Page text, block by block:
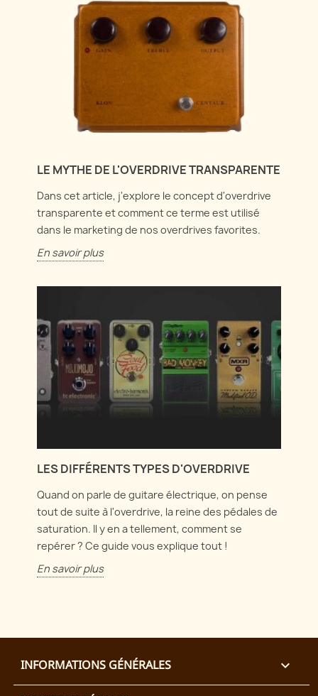
LE MYTHE DE L'OVERDRIVE TRANSPARENTE
Dans cet article, j'explore le concept d'overdrive
transparente et comment ce terme est utilisé
dans le marketing de nos overdrives favorites.
En savoir plus
LES DIFFÉRENTS TYPES D'OVERDRIVE
Quand on parle de guitare électrique, on pense
tout de suite à l'overdrive, la reine des pédales de
saturation. Il y en a tellement, comment se
repérer ? Ce guide vous explique tout !
En savoir plus
INFORMATIONS GÉNÉRALES 